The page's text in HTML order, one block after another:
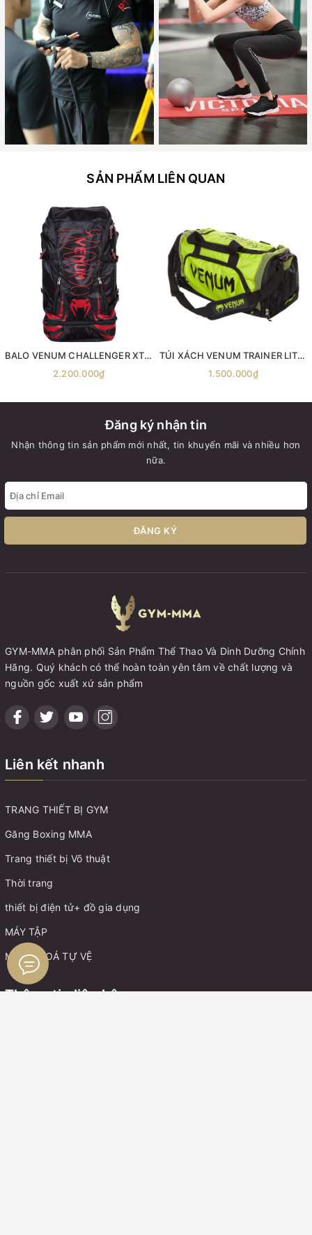
SẢN PHẨM LIÊN QUAN
BALO VENUM CHALLENGER XTREM
2.200.000₫
TÚI XÁCH VENUM TRAINER LITE SPORTS BAG
1.500.000₫
Đăng ký nhận tin
Nhận thông tin sản phẩm mới nhất, tin khuyến mãi và nhiều hơn
nữa.
ĐĂNG KÝ
GYM-MMA phân phối Sản Phẩm Thể Thao Và Dinh Dưỡng Chính
Hãng. Quý khách có thể hoàn toàn yên tâm về chất lượng và
nguồn gốc xuất xứ sản phẩm
Liên kết nhanh
TRANG THIẾT BỊ GYM
Găng Boxing MMA
Trang thiết bị Võ thuật
Thời trang
thiết bị điện tử+ đồ gia dụng
MÁY TẬP
MÓC KHOÁ TỰ VỆ
Thông tin liên hệ